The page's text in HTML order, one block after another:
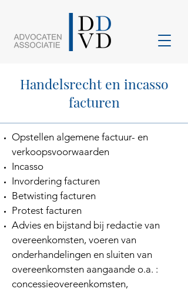
Handelsrecht en incasso
facturen
Opstellen algemene factuur- en
verkoopsvoorwaarden
Incasso
Invordering facturen
Betwisting facturen
Protest facturen
Advies en bijstand bij redactie van
overeenkomsten, voeren van
onderhandelingen en sluiten van
overeenkomsten aangaande o.a. :
concessieovereenkomsten,